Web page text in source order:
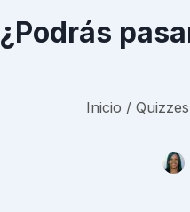
¿Podrás
Inicio / Quizzes